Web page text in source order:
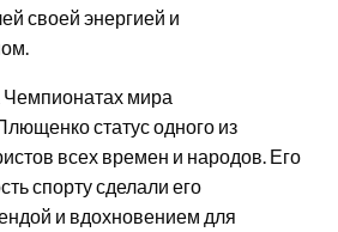
своей энергией и
мира
статус одного из
всех времен и народов. Его
спорту сделали его
и вдохновением для